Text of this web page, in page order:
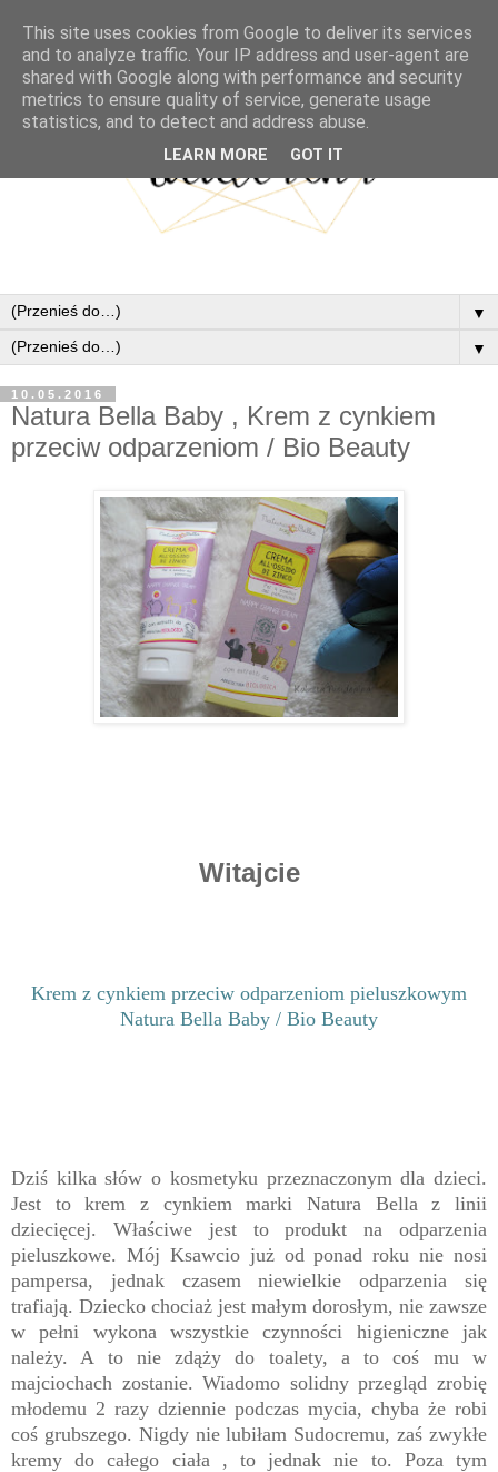
▼
▼
10.05.2016
Natura Bella Baby , Krem z cynkiem
przeciw odparzeniom / Bio Beauty
Witajcie
Krem z cynkiem przeciw odparzeniom pieluszkowym
Natura Bella Baby / Bio Beauty
Dziś kilka słów o kosmetyku przeznaczonym dla dzieci.
Jest to krem z cynkiem marki Natura Bella z linii
dziecięcej. Właściwe jest to produkt na odparzenia
pieluszkowe. Mój Ksawcio już od ponad roku nie nosi
pampersa, jednak czasem niewielkie odparzenia się
trafiają. Dziecko chociaż jest małym dorosłym, nie zawsze
w pełni wykona wszystkie czynności higieniczne jak
należy. A to nie zdąży do toalety, a to coś mu w
majciochach zostanie. Wiadomo solidny przegląd zrobię
młodemu 2 razy dziennie podczas mycia, chyba że robi
coś grubszego. Nigdy nie lubiłam Sudocremu, zaś zwykłe
kremy do całego ciała , to jednak nie to. Poza tym
This site uses cookies from Google to deliver its services
and to analyze traffic. Your IP address and user-agent are
shared with Google along with performance and security
metrics to ensure quality of service, generate usage
statistics, and to detect and address abuse.
LEARN MORE GOT IT